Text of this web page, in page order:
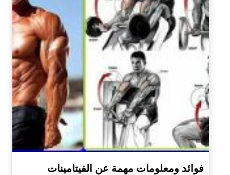
فوائد ومعلومات مهمة عن الفيتامينات